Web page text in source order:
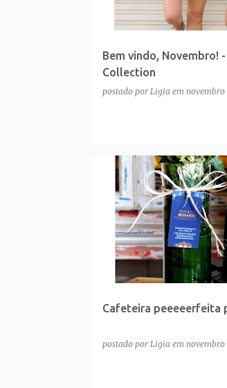
Bem vindo, Novembro!
Collection
postado por Ligia em
Cafeteira peeeeerfeita
postado por Ligia em